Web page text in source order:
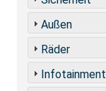
Außen
Räder
Infotainment